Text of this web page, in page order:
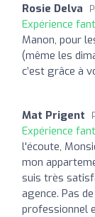
Rosie Delva
Expérience
Manon, pour
(même les
c’est grâce à
Mat Prigent
Expérience
l'écoute,
mon
suis très
agence. Pas
professionnel